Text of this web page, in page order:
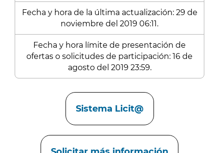
Fecha y hora de la última actualización: 29 de
noviembre del 2019 06:11.
Fecha y hora límite de presentación de
ofertas o solicitudes de participación: 16 de
agosto del 2019 23:59.
Sistema Licit@